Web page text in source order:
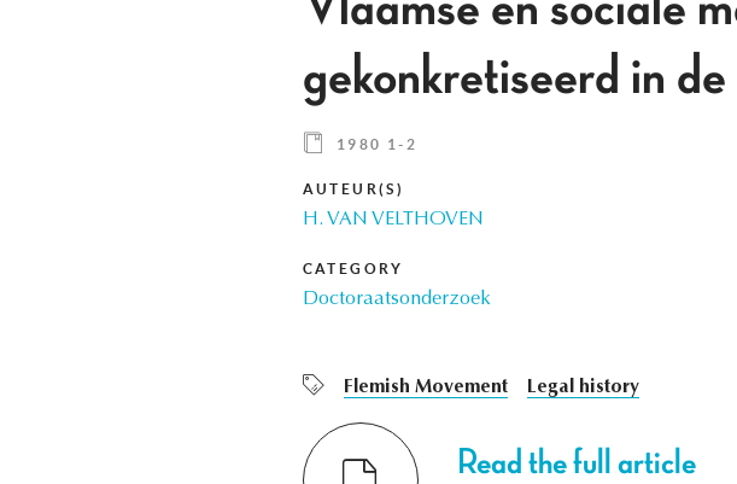
gekonkretiseerd in
1980 1-2
AUTEUR(S)
H. VAN VELTHOVEN
CATEGORY
Doctoraatsonderzoek
Flemish Movement Legal history
Read the full article